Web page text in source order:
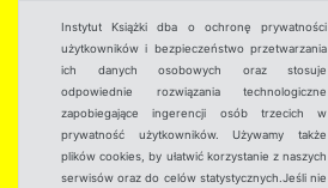
Instytut Książki dba o ochronę prywatności
użytkowników i bezpieczeństwo przetwarzania
ich danych osobowych oraz stosuje
odpowiednie rozwiązania technologiczne
zapobiegające ingerencji osób trzecich w
prywatność użytkowników. Używamy także
plików cookies, by ułatwić korzystanie z naszych
serwisów oraz do celów statystycznych.Jeśli nie